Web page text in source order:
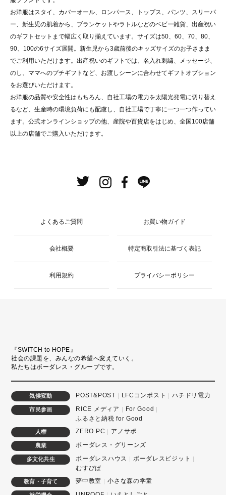
お洋服はスタイ、カバーオール、ロンパース、トップス、パンツ、スリーパ
ー、新生児の肌着から、ブランケットやラトルなどのベビー雑貨、出産祝い
のギフトセットまで幅広く取り揃えています。サイズは50、60、70、80、
90、100の6サイズ展開。新生児から3歳前後のキッズサイズのお子さまま
でご利用いただけます。出産祝いのギフトでは、名入れ刺繍、メッセージ、
のし、ママへのプチギフトなど、お渡しシーンに合わせてギフトオプション
をお選びいただけます。
お洋服の品質や安全性はもちろん、自社工場の電力を太陽光発電に切り替え
るなど、生産時の環境負荷にも配慮し、自社工場で丁寧に一つ一つ作ってい
ます。公式オンラインショップの他、産院や百貨店をはじめ、全国100店舗
以上の店舗でご購入いただけます。
よくあるご質問 お買い物ガイド
会社概要 特定商取引法に基づく表記
利用規約 プライバシーポリシー
『SWITCH to HOPE』
社会の課題を、みんなの希望へ変えていく。
私たちはボーダレス・グループです。
気候変動 POST&POST LFCコンポスト ハチドリ電力
市民参画 RICE メディア
For Good
ふるさと納税 for Good
人権 ZERO PC アノサポ
農業 ボーダレス・グリーンズ
多文化共生 ボーダレスハウス
ボーダレスビジット
むすびば
教育・子育て 夢中教室 小さな森の学童